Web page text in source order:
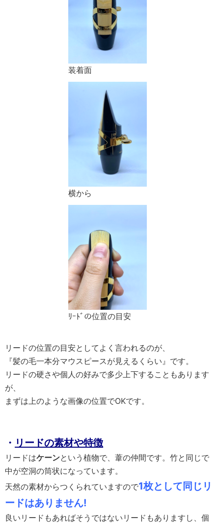
装着面
横から
ﾘｰﾄﾞの位置の目安
リードの位置の目安としてよく言われるのが、
『髪の毛一本分マウスピースが見えるくらい』です。
リードの硬さや個人の好みで多少上下することもあります
が、
まずは上のような画像の位置でOKです。
・ リードの素材や特徴
リードはケーンという植物で、葦の仲間です。竹と同じで
中が空洞の筒状になっています。
天然の素材からつくられていますので1枚として同じリ
ードはありません!
良いリードもあればそうではないリードもありますし、個